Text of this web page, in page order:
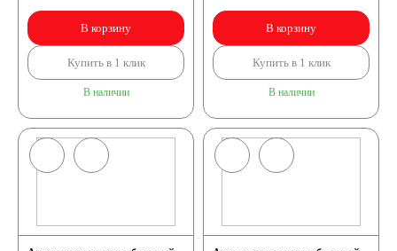
В корзину
Купить в 1 клик
В наличии
В корзину
Купить в 1 клик
В наличии